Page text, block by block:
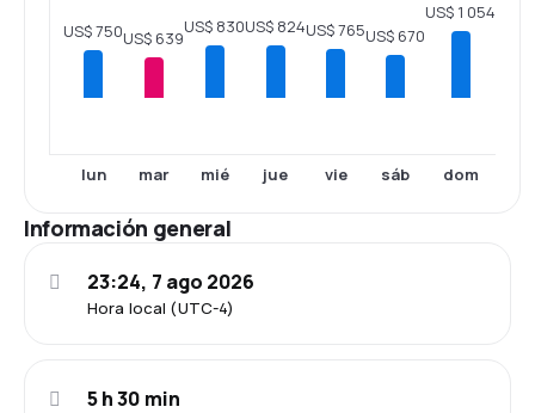
US$ 750
lun
US$ 639
mar
US$ 830
mié
US$ 824
jue
US$ 765
vie
US$ 670
sáb
US$ 1 054
dom
Información general
Hora local (UTC-4)
23:24, 7 ago 2026
5 h 30 min